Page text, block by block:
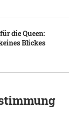
die Queen:
Blickes